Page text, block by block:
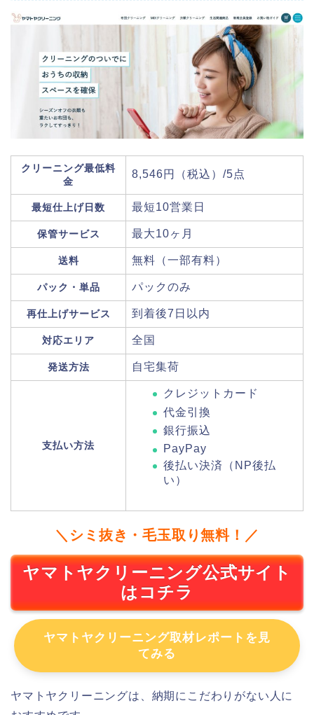
クリーニング最低料
金
8,546円（税込）/5点
最短仕上げ日数 最短10営業日
保管サービス 最大10ヶ月
送料 無料（一部有料）
パック・単品 パックのみ
再仕上げサービス 到着後7日以内
対応エリア 全国
発送方法 自宅集荷
支払い方法
クレジットカード
代金引換
銀行振込
PayPay
後払い決済（NP後払
い）
＼シミ抜き・毛玉取り無料！／
ヤマトヤクリーニング公式サイト
はコチラ
ヤマトヤクリーニング取材レポートを見
てみる
ヤマトヤクリーニングは、納期にこだわりがない人に